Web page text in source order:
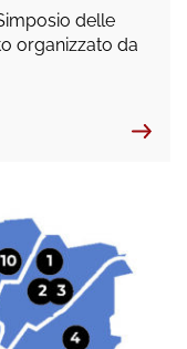
delle
organizzato da